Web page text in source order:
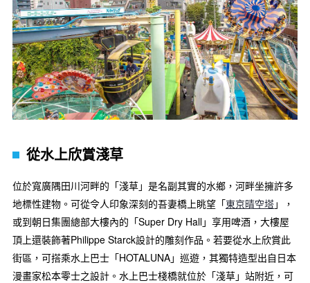
從水上欣賞淺草
位於寬廣隅田川河畔的「淺草」是名副其實的水鄉，河畔坐擁許多
地標性建物。可從令人印象深刻的吾妻橋上眺望「東京晴空塔」，
或到朝日集團總部大樓內的「Super Dry Hall」享用啤酒，大樓屋
頂上還裝飾著Philippe Starck設計的雕刻作品。若要從水上欣賞此
街區，可搭乘水上巴士「HOTALUNA」巡遊，其獨特造型出自日本
漫畫家松本零士之設計。水上巴士棧橋就位於「淺草」站附近，可